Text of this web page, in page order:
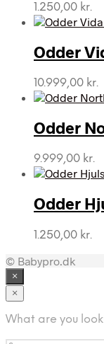
1.250,00 kr.
Odder
10.999,00 kr.
Odder
9.999,00 kr.
Odder
1.250,00 kr.
© Babypro.dk
×
×
What are you